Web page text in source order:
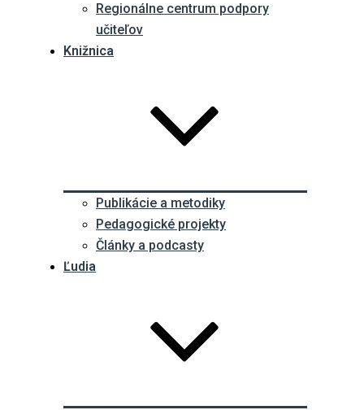
Regionálne centrum podpory
učiteľov
Knižnica
Publikácie a metodiky
Pedagogické projekty
Články a podcasty
Ľudia